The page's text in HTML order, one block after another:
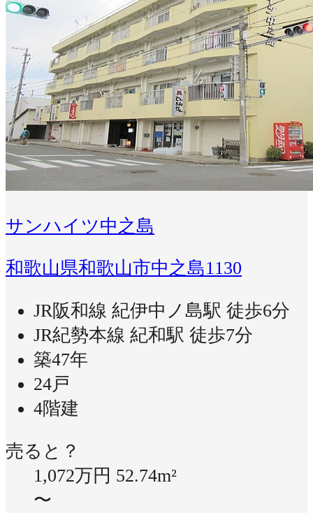
サンハイツ中之島
和歌山県和歌山市中之島1130
JR阪和線 紀伊中ノ島駅 徒歩6分
JR紀勢本線 紀和駅 徒歩7分
築47年
24戸
4階建
売ると？
1,072万円 52.74m²
〜